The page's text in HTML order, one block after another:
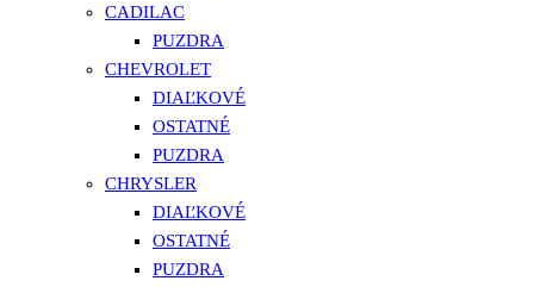
CADILAC
PUZDRA
CHEVROLET
DIAĽKOVÉ
OSTATNÉ
PUZDRA
CHRYSLER
DIAĽKOVÉ
OSTATNÉ
PUZDRA